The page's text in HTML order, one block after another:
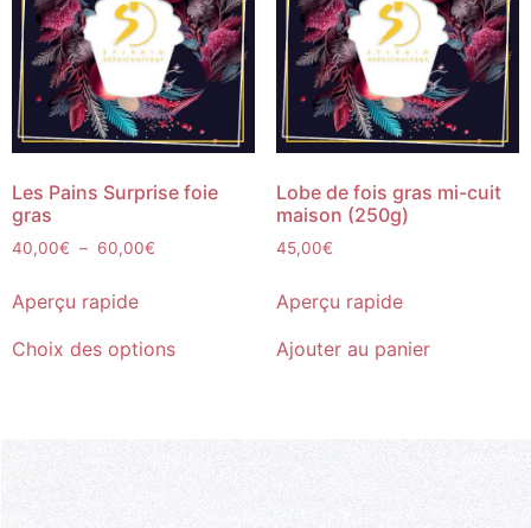
Les Pains Surprise foie
gras
40,00€ – 60,00€
Aperçu rapide
Choix des options
Lobe de fois gras mi-cuit
maison (250g)
45,00€
Aperçu rapide
Ajouter au panier